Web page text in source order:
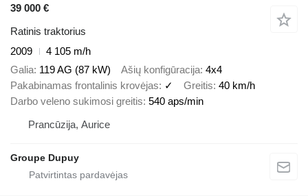
39 000 €
Ratinis traktorius
2009
4 105 m/h
Galia 119 AG (87 kW) Ašių konfigūracija 4x4
Pakabinamas frontalinis krovėjas
✓ Greitis 40 km/h
Darbo veleno sukimosi greitis 540 aps/min
Prancūzija, Aurice
Groupe Dupuy